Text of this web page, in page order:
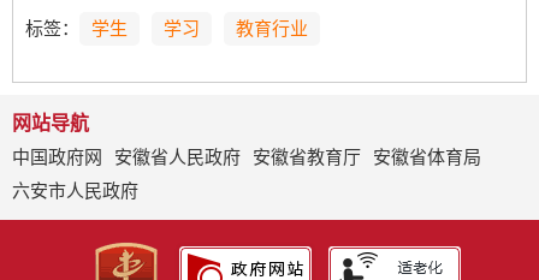
标签： 学生 学习 教育行业
网站导航
中国政府网
安徽省人民政府 安徽省教育厅
安徽省体育局
六安市人民政府